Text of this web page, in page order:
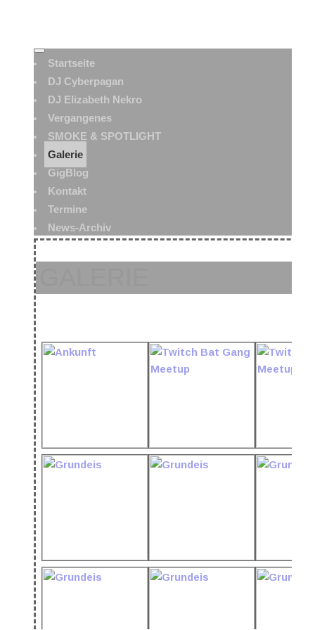
Startseite
DJ Cyberpagan
DJ Elizabeth Nekro
Vergangenes
SMOKE & SPOTLIGHT
Galerie
GigBlog
Kontakt
Termine
News-Archiv